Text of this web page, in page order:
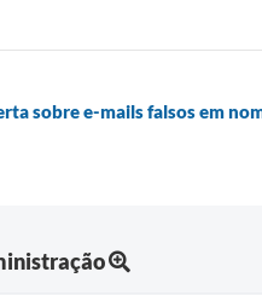
sobre e-mails falsos em